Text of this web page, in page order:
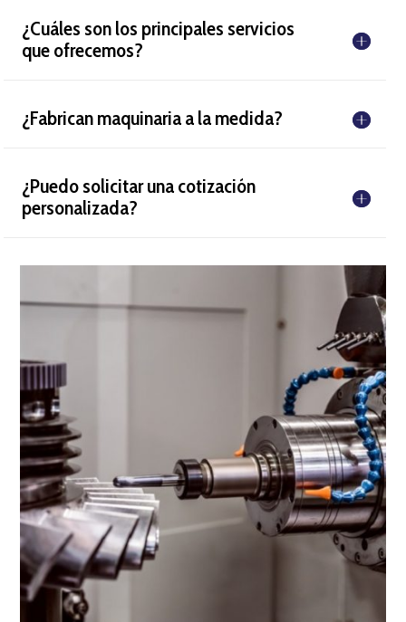
¿Cuáles son los principales servicios
que ofrecemos?
¿Fabrican maquinaria a la medida?
¿Puedo solicitar una cotización
personalizada?